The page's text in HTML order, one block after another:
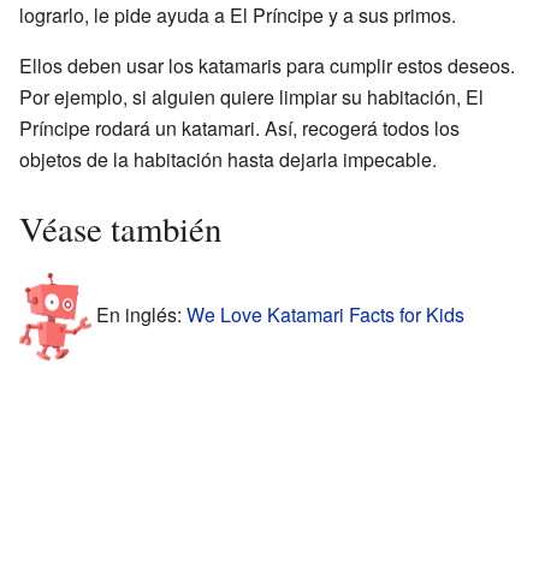
lograrlo, le pide ayuda a El Príncipe y a sus primos.
Ellos deben usar los katamaris para cumplir estos deseos.
Por ejemplo, si alguien quiere limpiar su habitación, El
Príncipe rodará un katamari. Así, recogerá todos los
objetos de la habitación hasta dejarla impecable.
Véase también
En inglés: We Love Katamari Facts for Kids